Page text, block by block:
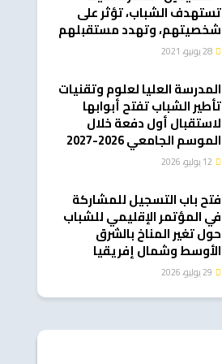
تستهدف الشباب، تؤثر على
شخصيتهم، وتهدد مستقبلهم
المدرسة العليا لعلوم وتقنيات
تأطير الشباب تفتح أبوابها
لاستقبال أول دفعة خلال
الموسم الجامعي 2026-2027
فتح باب التسجيل للمشاركة
في المؤتمر الإقليمي للشباب
حول تغير المناخ بالشرق
الأوسط وشمال إفريقيا